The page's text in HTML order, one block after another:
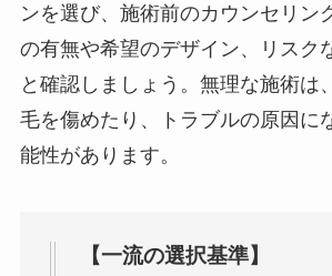
ンを選び、施術前のカウンセリン
の有無や希望のデザイン、リスク
と確認しましょう。無理な施術は
毛を傷めたり、トラブルの原因に
能性があります。
【一流の選択基準】